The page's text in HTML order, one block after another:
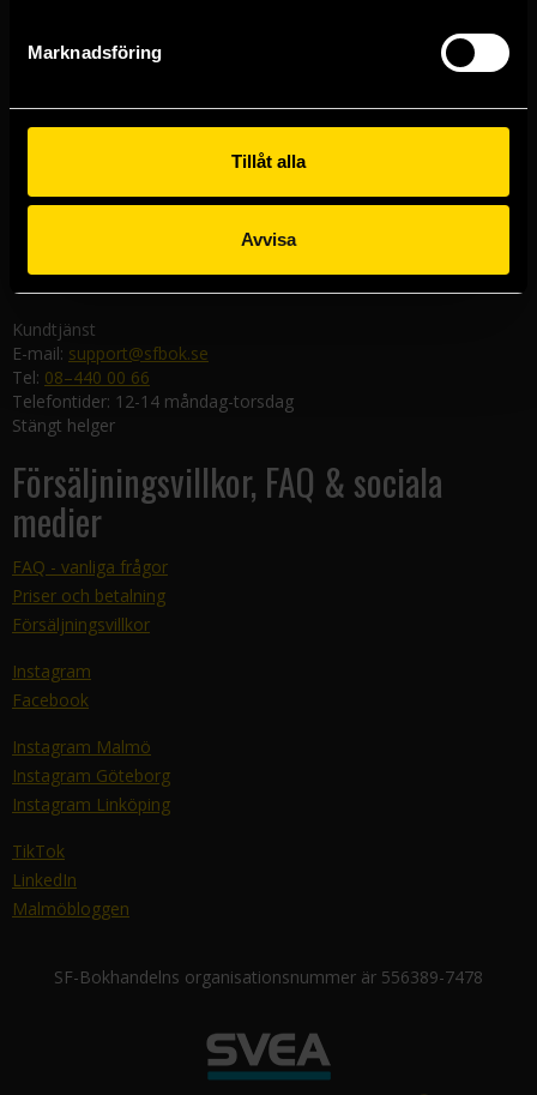
Marknadsföring
Tillåt alla
Avvisa
Göteborgsbutiken
Kungsgatan 19
Malmöbutiken
582 19 Linköping
Kundtjänst
E-mail: support@sfbok.se
Tel: 08–440 00 66
Telefontider: 12-14 måndag-torsdag
Stängt helger
Försäljningsvillkor, FAQ & sociala
medier
FAQ - vanliga frågor
Priser och betalning
Försäljningsvillkor
Instagram
Facebook
Instagram Malmö
Instagram Göteborg
Instagram Linköping
TikTok
LinkedIn
Malmöbloggen
SF-Bokhandelns organisationsnummer är 556389-7478